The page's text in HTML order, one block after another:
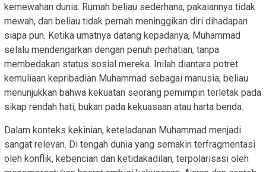
kemewahan dunia. Rumah beliau sederhana, pakaiannya tidak
mewah, dan beliau tidak pernah meninggikan diri dihadapan
siapa pun. Ketika umatnya datang kepadanya, Muhammad
selalu mendengarkan dengan penuh perhatian, tanpa
membedakan status sosial mereka. Inilah diantara potret
kemuliaan kepribadian Muhammad sebagai manusia; beliau
menunjukkan bahwa kekuatan seorang pemimpin terletak pada
sikap rendah hati, bukan pada kekuasaan atau harta benda.
Dalam konteks kekinian, keteladanan Muhammad menjadi
sangat relevan. Di tengah dunia yang semakin terfragmentasi
oleh konflik, kebencian dan ketidakadilan, terpolarisasi oleh